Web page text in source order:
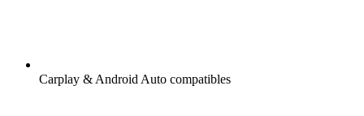
Carplay & Android Auto compatibles